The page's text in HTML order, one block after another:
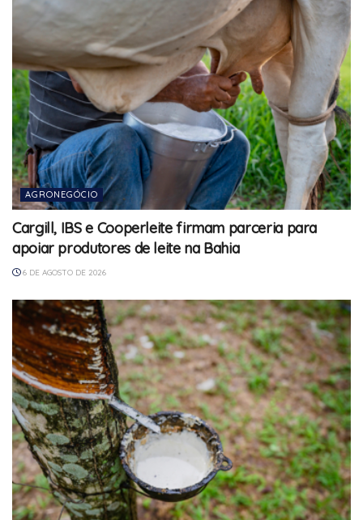
AGRONEGÓCIO
Cargill, IBS e Cooperleite firmam parceria para
apoiar produtores de leite na Bahia
6 DE AGOSTO DE 2026